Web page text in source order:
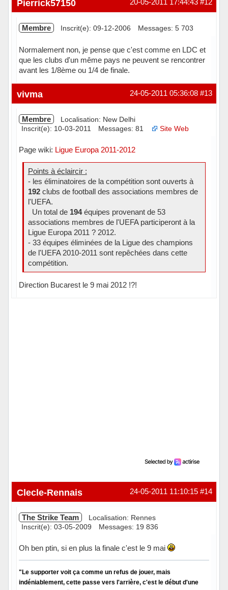
Pierrick57150
Membre Inscrit(e): 09-12-2006 Messages: 5 703
Normalement non, je pense que c'est comme en LDC et
que les clubs d'un même pays ne peuvent se rencontrer
avant les 1/8ème ou 1/4 de finale.
Hors ligne #13
24-05-2011 05:36:08
vivma
Membre
Localisation: New Delhi
Inscrit(e): 10-03-2011
Messages: 81 Site Web
Page wiki: Ligue Europa 2011-2012
Points à éclaircir :
- les éliminatoires de la compétition sont ouverts à
192clubs de football des associations membres de
l'UEFA.
Un total de 194équipes provenant de 53
associations membres de l'UEFA participeront à la
Ligue Europa 2011 ? 2012.
- 33 équipes éliminées de la Ligue des champions
de l'UEFA 2010-2011 sont repêchées dans cette
compétition.
Direction Bucarest le 9 mai 2012 !?!
#14
24-05-2011 11:10:15
Clecle-Rennais
The Strike Team
Localisation: Rennes
Inscrit(e): 03-05-2009
Messages: 19 836
Oh ben ptin, si en plus la finale c'est le 9 mai
"Le supporter voit ça comme un refus de jouer, mais
indéniablement, cette passe vers l'arrière, c'est le début d'une